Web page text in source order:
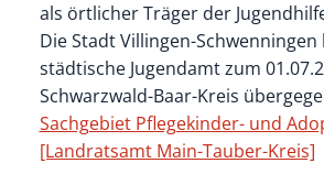
als örtlicher Träger der
Die Stadt Villingen-Schwenningen
städtische Jugendamt zum
Schwarzwald-Baar-Kreis
Sachgebiet Pflegekinder- und
[Landratsamt Main-Tauber-Kreis]